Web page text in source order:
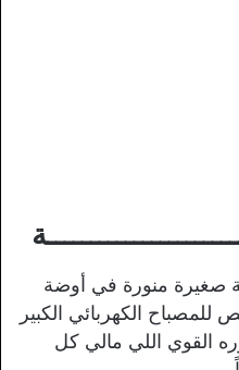
صغيرة منورة في أوضة
الكهربائي الكبير
القوي اللي مالي كل